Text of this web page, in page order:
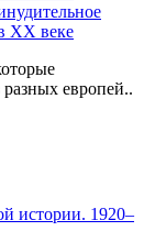
ХХ веке
европей..